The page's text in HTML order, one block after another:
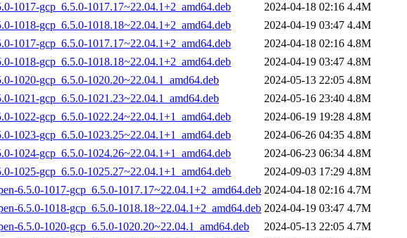
1017-gcp_6.5.0-1017.17~22.04.1+2_amd64.deb
2024-04-18 02:16 4.4M
1018-gcp_6.5.0-1018.18~22.04.1+2_amd64.deb
2024-04-19 03:47 4.4M
1017-gcp_6.5.0-1017.17~22.04.1+2_amd64.deb
2024-04-18 02:16 4.8M
1018-gcp_6.5.0-1018.18~22.04.1+2_amd64.deb
2024-04-19 03:47 4.8M
1020-gcp_6.5.0-1020.20~22.04.1_amd64.deb
2024-05-13 22:05 4.8M
1021-gcp_6.5.0-1021.23~22.04.1_amd64.deb
2024-05-16 23:40 4.8M
1022-gcp_6.5.0-1022.24~22.04.1+1_amd64.deb
2024-06-19 19:28 4.8M
1023-gcp_6.5.0-1023.25~22.04.1+1_amd64.deb
2024-06-26 04:35 4.8M
1024-gcp_6.5.0-1024.26~22.04.1+1_amd64.deb
2024-06-23 06:34 4.8M
1025-gcp_6.5.0-1025.27~22.04.1+1_amd64.deb
2024-09-03 17:29 4.8M
6.5.0-1017-gcp_6.5.0-1017.17~22.04.1+2_amd64.deb 2024-04-18 02:16 4.7M
6.5.0-1018-gcp_6.5.0-1018.18~22.04.1+2_amd64.deb 2024-04-19 03:47 4.7M
6.5.0-1020-gcp_6.5.0-1020.20~22.04.1_amd64.deb
2024-05-13 22:05 4.7M